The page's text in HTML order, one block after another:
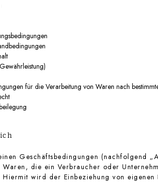
für die Verarbeitung von Waren nach
Geschäftsbedingungen (nachfolgend
die ein Verbraucher oder
Hiermit wird der Einbeziehung von